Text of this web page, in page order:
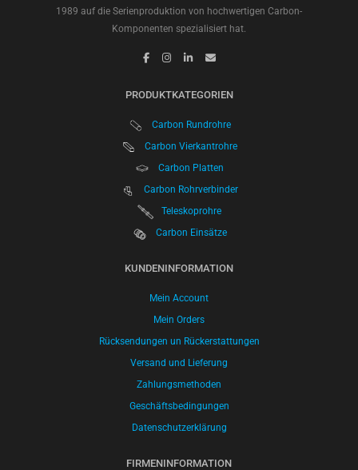
1989 auf die Serienproduktion von hochwertigen Carbon-
Komponenten spezialisiert hat.
PRODUKTKATEGORIEN
Carbon Rundrohre
Carbon Vierkantrohre
Carbon Platten
Carbon Rohrverbinder
Teleskoprohre
Carbon Einsätze
KUNDENINFORMATION
Mein Account
Mein Orders
Rücksendungen un Rückerstattungen
Versand und Lieferung
Zahlungsmethoden
Geschäftsbedingungen
Datenschutzerklärung
FIRMENINFORMATION